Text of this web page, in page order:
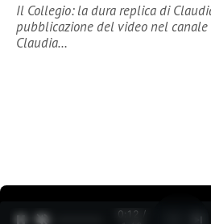
Il Collegio: la dura replica di
pubblicazione del video nel
Claudia…
0:12 /